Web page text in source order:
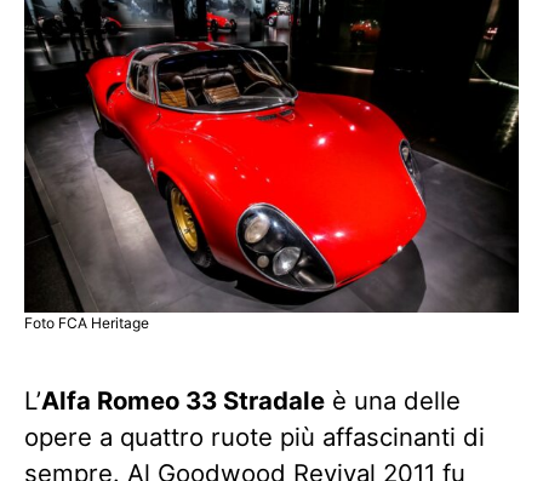
Foto FCA Heritage
L’Alfa Romeo 33 Stradale è una delle
opere a quattro ruote più affascinanti di
sempre. Al Goodwood Revival 2011 fu